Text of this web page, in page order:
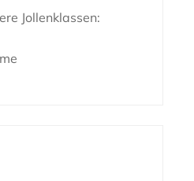
Jollenklassen: